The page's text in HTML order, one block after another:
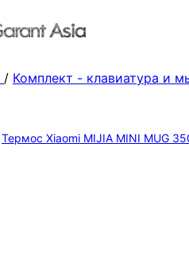
/ Комплект - клавиатура и
Термос Xiaomi MIJIA MINI MUG